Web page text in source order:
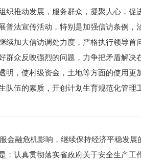
织推动发展，服务群众，凝聚人心，
普法宣传活动，特别是加强信访条例
续加大信访调处力度，严格执行领导
群众反映强烈的问题，力争把矛盾解
明，使村级资金，土地等方面的使用
队伍的素质，开创计划生育规范化管理
金融危机影响，继续保持经济平稳发
：认真贯彻落实省政府关于安全生产工